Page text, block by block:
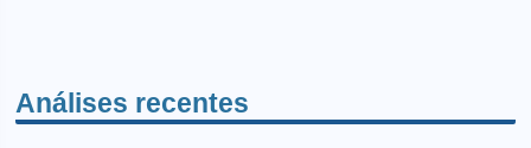
Análises recentes